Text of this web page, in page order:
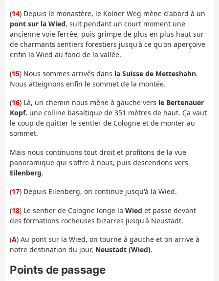
(14) Depuis le monastère, le Kölner Weg mène d'abord à un
pont sur la Wied, suit pendant un court moment une
ancienne voie ferrée, puis grimpe de plus en plus haut sur
de charmants sentiers forestiers jusqu'à ce qu'on aperçoive
enfin la Wied au fond de la vallée.
(15) Nous sommes arrivés dans la Suisse de Metteshahn.
Nous atteignons enfin le sommet de la montée.
(16) Là, un chemin nous mène à gauche vers le Bertenauer
Kopf, une colline basaltique de 351 mètres de haut. Ça vaut
le coup de quitter le sentier de Cologne et de monter au
sommet.
Mais nous continuons tout droit et profitons de la vue
panoramique qui s'offre à nous, puis descendons vers
Eilenberg.
(17) Depuis Eilenberg, on continue jusqu'à la Wied.
(18) Le sentier de Cologne longe la Wied et passe devant
des formations rocheuses bizarres jusqu'à Neustadt.
(A) Au pont sur la Wied, on tourne à gauche et on arrive à
notre destination du jour, Neustadt (Wied).
Points de passage